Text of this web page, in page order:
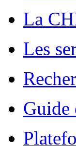
La
Les
Guide